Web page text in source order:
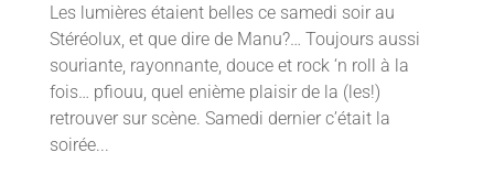
Les lumières étaient belles ce samedi soir au
Stéréolux, et que dire de Manu?… Toujours aussi
souriante, rayonnante, douce et rock ‘n roll à la
fois… pfiouu, quel enième plaisir de la (les!)
retrouver sur scène. Samedi dernier c’était la
soirée...